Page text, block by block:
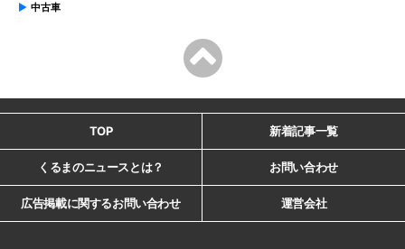
中古車
TOP 新着記事一覧
くるまのニュースとは？ お問い合わせ
広告掲載に関するお問い合わせ 運営会社